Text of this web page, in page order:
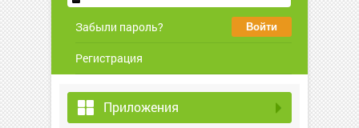
Забыли пароль?
Регистрация
Приложения